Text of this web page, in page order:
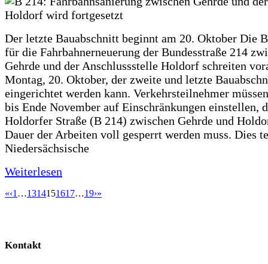
Der letzte Bauabschnitt beginnt am 20. Oktober Die
für die Fahrbahnerneuerung der Bundesstraße 214
Gehrde und der Anschlussstelle Holdorf schreiten
Montag, 20. Oktober, der zweite und letzte
eingerichtet werden kann. Verkehrsteilnehmer
bis Ende November auf Einschränkungen einstellen,
Holdorfer Straße (B 214) zwischen Gehrde und
Dauer der Arbeiten voll gesperrt werden muss. Dies
Niedersächsische
Weiterlesen
«‹1 …1314151617…19›»
Kontakt